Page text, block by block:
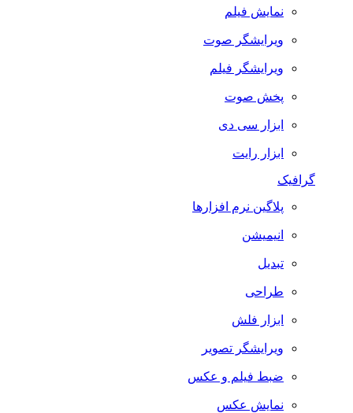
نمایش فیلم
ویرایشگر صوت
ویرایشگر فیلم
پخش صوت
ابزار سی دی
ابزار رایت
گرافیک
پلاگین نرم افزارها
انیمیشن
تبدیل
طراحی
ابزار فلش
ویرایشگر تصویر
ضبط فيلم و عكس
نمایش عکس